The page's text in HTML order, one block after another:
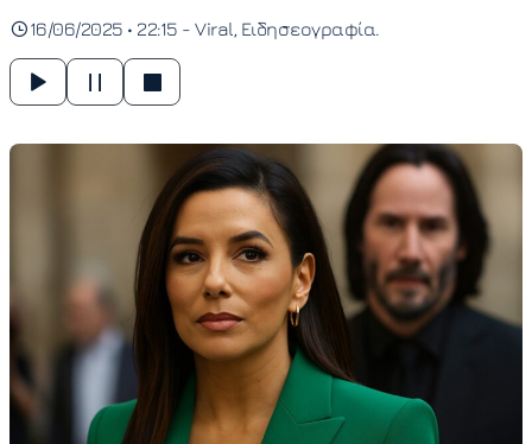
16/06/2025 • 22:15 - Viral Ειδησεογραφία